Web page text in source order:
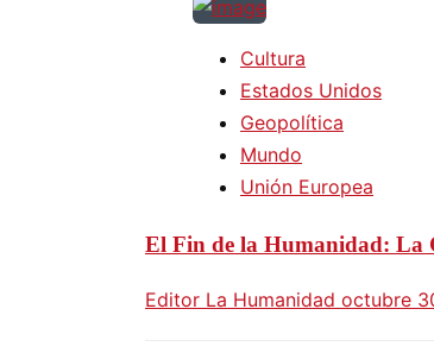
Cultura
Estados Unidos
Geopolítica
Mundo
Unión Europea
El Fin de la Humanidad: La
Editor La Humanidad octubre